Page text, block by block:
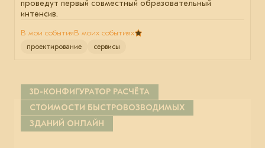
проведут первый совместный образовательный
интенсив.
В мои событияВ моих событиях
проектирование сервисы
3D-КОНФИГУРАТОР РАСЧЁТА
СТОИМОСТИ БЫСТРОВОЗВОДИМЫХ
ЗДАНИЙ ОНЛАЙН